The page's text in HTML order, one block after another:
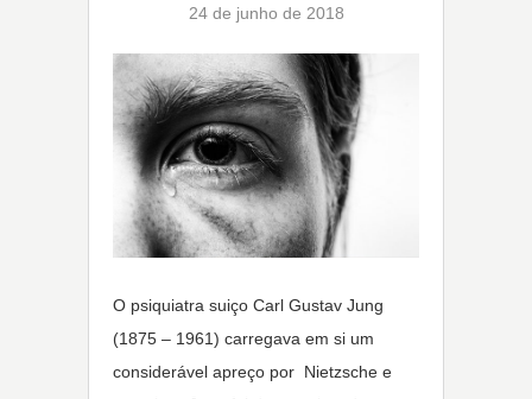
24 de junho de 2018
O psiquiatra suiço Carl Gustav Jung
(1875 – 1961) carregava em si um
considerável apreço por Nietzsche e